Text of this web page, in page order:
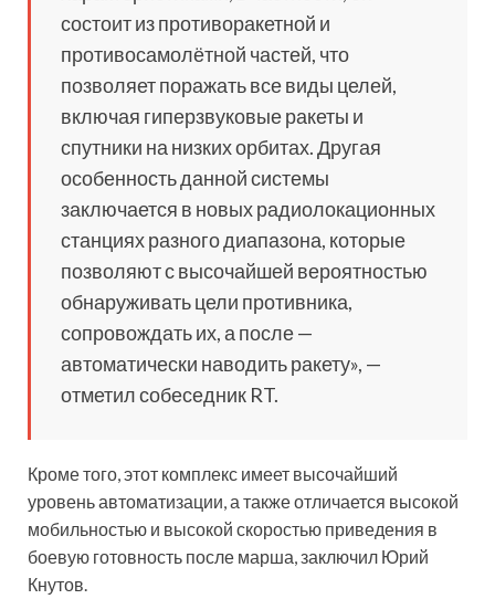
состоит из противоракетной и
противосамолётной частей, что
позволяет поражать все виды целей,
включая гиперзвуковые ракеты и
спутники на низких орбитах. Другая
особенность данной системы
заключается в новых радиолокационных
станциях разного диапазона, которые
позволяют с высочайшей вероятностью
обнаруживать цели противника,
сопровождать их, а после —
автоматически наводить ракету», —
отметил собеседник RT.
Кроме того, этот комплекс имеет высочайший
уровень автоматизации, а также отличается высокой
мобильностью и высокой скоростью приведения в
боевую готовность после марша, заключил Юрий
Кнутов.